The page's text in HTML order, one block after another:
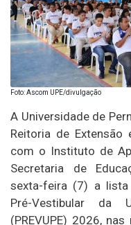
Foto: Ascom UPE/divulgação
A Universidade de
Reitoria de Extensão
com o Instituto de
Secretaria de
sexta-feira (7) a
Pré-Vestibular da
(PREVUPE) 2026,